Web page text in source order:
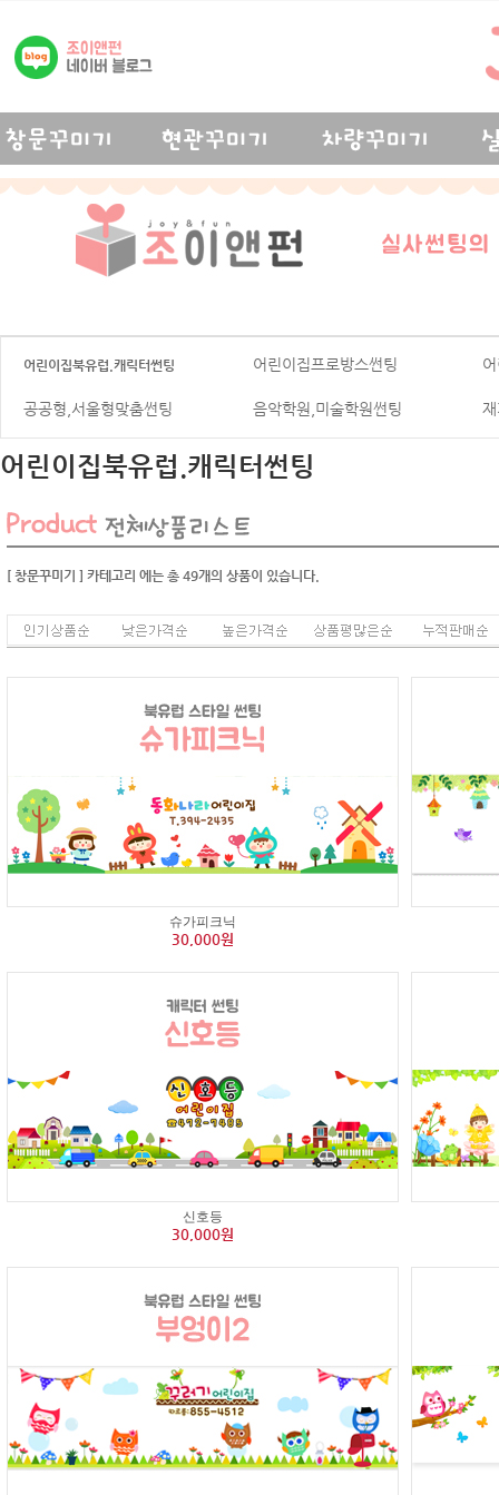
어린이집북유럽.캐릭터썬팅 어린이집프로방스썬팅
공공형,서울형맞춤썬팅 음악학원,미술학원썬팅
어린이집북유럽.캐릭터썬팅
[ 창문꾸미기 ] 카테고리 에는 총 49개의 상품이 있습니다.
슈가피크닉
30,000원
신호등
30,000원